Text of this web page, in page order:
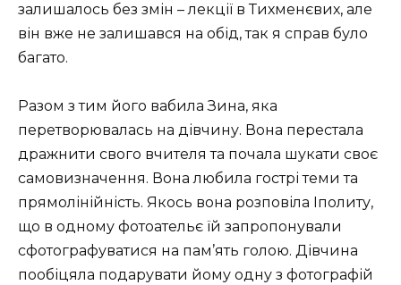
залишалось без змін – лекції в Тихменєвих, але
він вже не залишався на обід, так я справ було
багато.
Разом з тим його вабила Зина, яка
перетворювалась на дівчину. Вона перестала
дражнити свого вчителя та почала шукати своє
самовизначення. Вона любила гострі теми та
прямолінійність. Якось вона розповіла Іполиту,
що в одному фотоательє їй запропонували
сфотографуватися на пам’ять голою. Дівчина
пообіцяла подарувати йому одну з фотографій